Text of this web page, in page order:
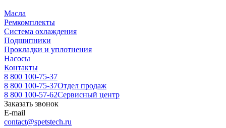
Масла
Ремкомплекты
Система охлаждения
Подшипники
Прокладки и уплотнения
Насосы
Контакты
8 800 100-75-37
8 800 100-75-37Отдел продаж
8 800 100-57-62Сервисный центр
Заказать звонок
E-mail
contact@spetstech.ru